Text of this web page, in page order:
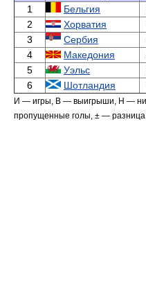
1
Бельгия
2
Хорватия
3
Сербия
4
Македония
5
Уэльс
6
Шотландия
И — игры, В — выигрыши, Н —
пропущенные голы, ± — разница